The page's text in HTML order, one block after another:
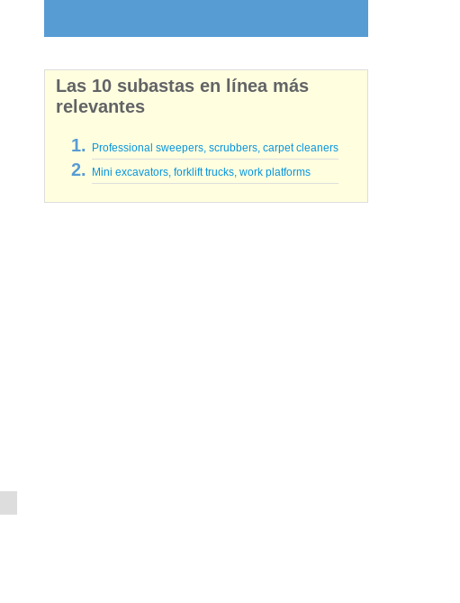
Las 10 subastas en línea más
relevantes
Professional sweepers, scrubbers, carpet cleaners
Mini excavators, forklift trucks, work platforms